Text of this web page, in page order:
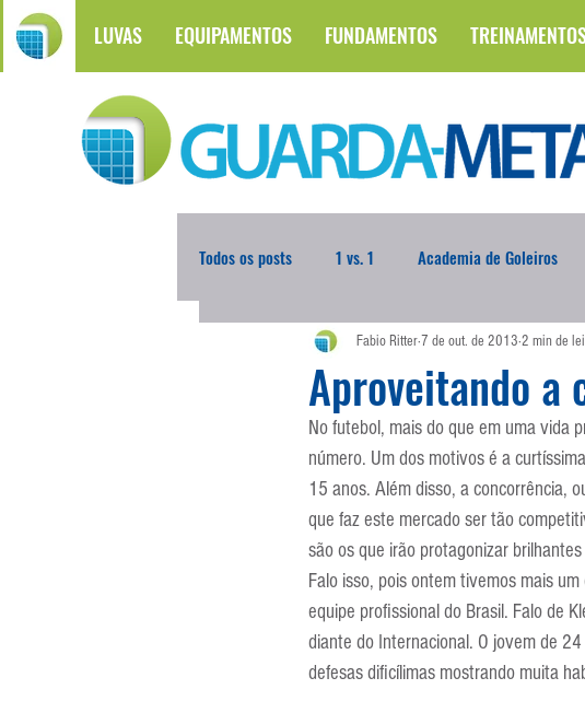
LUVAS EQUIPAMENTOS FUNDAMENTOS
Todos os posts 1 vs. 1 Academia de Goleiros
Atualidades Blogoleiro da Semana
Comunicação Copa do Mundo Curso
Entrevistas Equipamentos Escola Alemã
Escola Francesa Escola Inglesa
Aproveitando a
Fabio Ritter7 de out. de 2013 2 min de
No futebol, mais do que em uma vida
número. Um dos motivos é a
15 anos. Além disso, a concorrência,
que faz este mercado ser tão
são os que irão protagonizar
Falo isso, pois ontem tivemos mais
equipe profissional do Brasil. Falo de
diante do Internacional. O jovem de
defesas dificílimas mostrando muita